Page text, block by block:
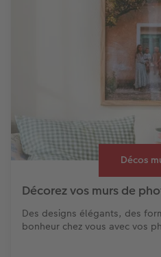
Décos
Décorez vos murs de
Des designs élégants, des
bonheur chez vous avec vos